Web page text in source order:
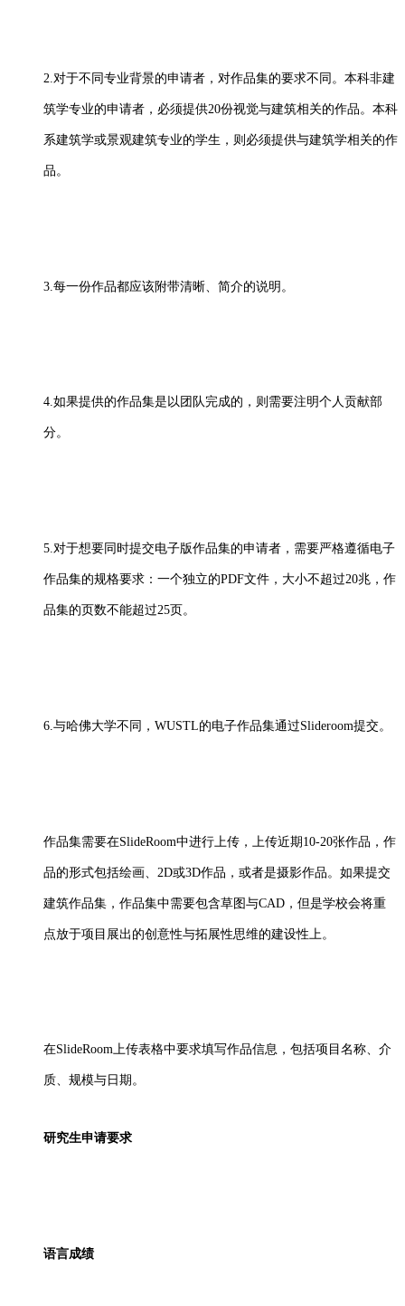
2.对于不同专业背景的申请者，对作品集的要求不同。本科非建
筑学专业的申请者，必须提供20份视觉与建筑相关的作品。本科
系建筑学或景观建筑专业的学生，则必须提供与建筑学相关的作
品。
3.每一份作品都应该附带清晰、简介的说明。
4.如果提供的作品集是以团队完成的，则需要注明个人贡献部
分。
5.对于想要同时提交电子版作品集的申请者，需要严格遵循电子
作品集的规格要求：一个独立的PDF文件，大小不超过20兆，作
品集的页数不能超过25页。
6.与哈佛大学不同，WUSTL的电子作品集通过Slideroom提交。
作品集需要在SlideRoom中进行上传，上传近期10-20张作品，作
品的形式包括绘画、2D或3D作品，或者是摄影作品。如果提交
建筑作品集，作品集中需要包含草图与CAD，但是学校会将重
点放于项目展出的创意性与拓展性思维的建设性上。
在SlideRoom上传表格中要求填写作品信息，包括项目名称、介
质、规模与日期。
研究生申请要求
语言成绩